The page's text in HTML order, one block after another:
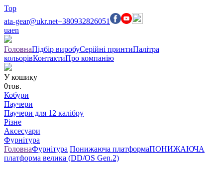
Top
ata-gear@ukr.net+380932826051
uaen
ГоловнаПідбір виробуСерійні принтиПалітра
кольорівКонтактиПро компанію
У кошику
0тов.
Кобури
Паучери
Паучери для 12 калібру
Різне
Аксесуари
Фурнітура
ГоловнаФурнітура Понижаюча платформаПОНИЖАЮЧА
платформа велика (DD/OS Gen.2)